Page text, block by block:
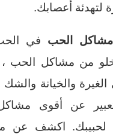
لتهدئة أعصابك.
الحب في
من مشاكل الحب ،
والخيانة والشك
عن أقوى
لحبيبك. اكشف عن